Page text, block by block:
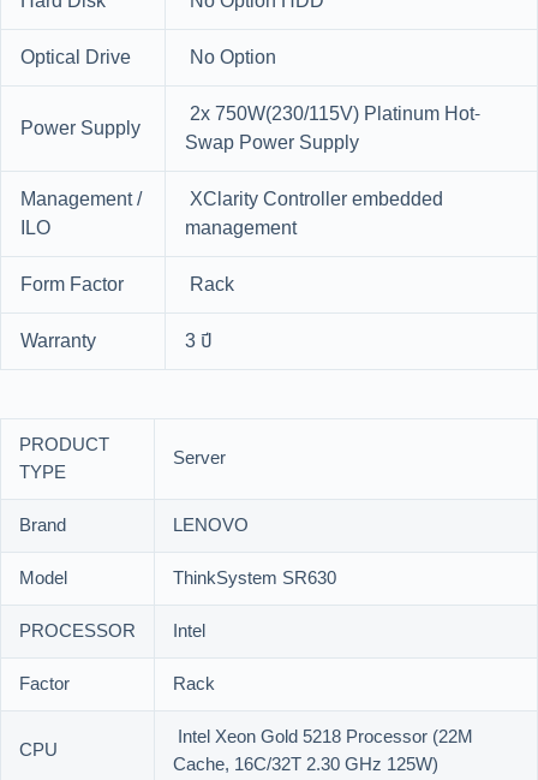
Optical Drive
No Option
Power Supply
2x 750W(230/115V) Platinum Hot-
Swap Power Supply
Management /
ILO
XClarity Controller embedded
management
Form Factor
Rack
Warranty
3 ปี
PRODUCT
TYPE
Server
Brand
LENOVO
Model
ThinkSystem SR630
PROCESSOR
Intel
Factor
Rack
CPU
Intel Xeon Gold 5218 Processor (22M
Cache, 16C/32T 2.30 GHz 125W)